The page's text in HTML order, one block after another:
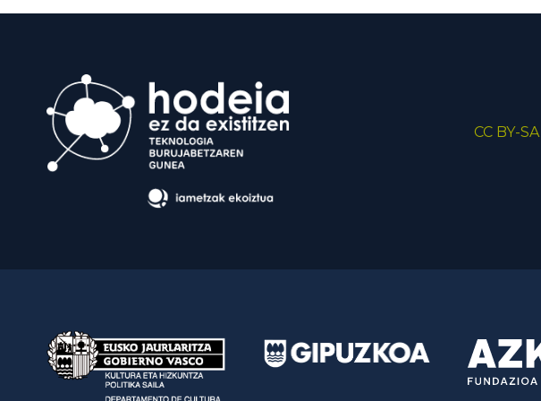
CC BY-SA